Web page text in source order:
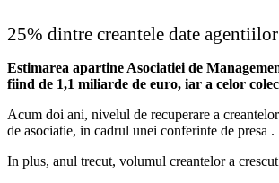
25% dintre creantele date
Estimarea apartine Asociatiei de
fiind de 1,1 miliarde de euro, iar a celor
Acum doi ani, nivelul de recuperare a
de asociatie, in cadrul unei conferinte de presa .
In plus, anul trecut, volumul creantelor a